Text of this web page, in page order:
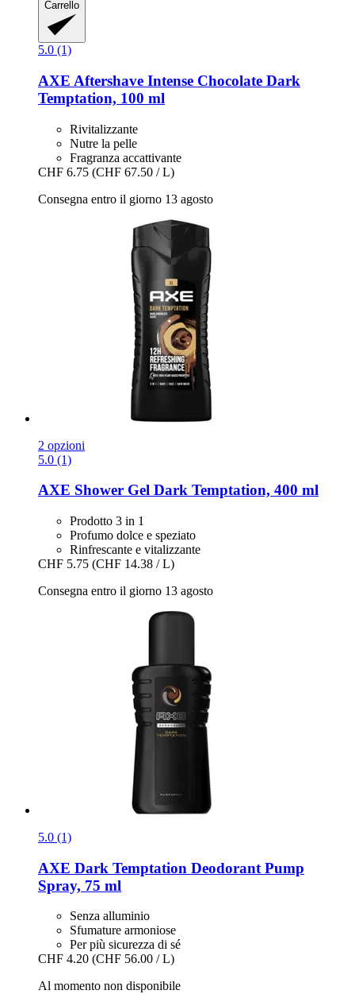
Carrello
5.0 (1)
AXE Aftershave Intense Chocolate Dark
Temptation, 100 ml
Rivitalizzante
Nutre la pelle
Fragranza accattivante
CHF 6.75 (CHF 67.50 / L)
Consegna entro il giorno 13 agosto
2 opzioni
5.0 (1)
AXE Shower Gel Dark Temptation, 400 ml
Prodotto 3 in 1
Profumo dolce e speziato
Rinfrescante e vitalizzante
CHF 5.75 (CHF 14.38 / L)
Consegna entro il giorno 13 agosto
5.0 (1)
AXE Dark Temptation Deodorant Pump
Spray, 75 ml
Senza alluminio
Sfumature armoniose
Per più sicurezza di sé
CHF 4.20 (CHF 56.00 / L)
Al momento non disponibile